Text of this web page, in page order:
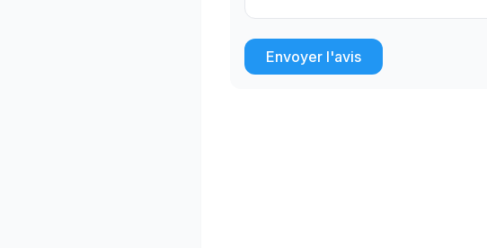
Envoyer l'avis